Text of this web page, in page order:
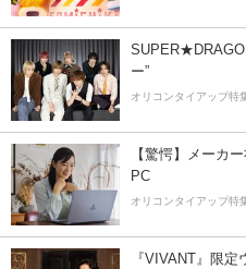
ー”
オリコンタイアップ特
【驚愕】メーカ
PC
オリコンタイアップ特
『VIVANT』限